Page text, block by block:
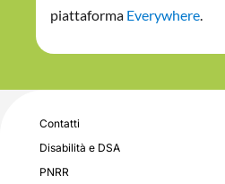
piattaforma Everywhere
Contatti
Disabilità e DSA
PNRR